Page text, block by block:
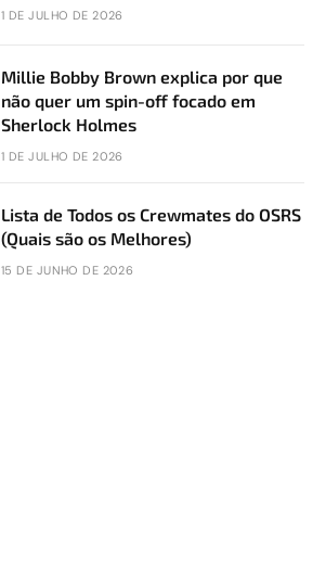
1 DE JULHO DE 2026
Millie Bobby Brown explica por que
não quer um spin-off focado em
Sherlock Holmes
1 DE JULHO DE 2026
Lista de Todos os Crewmates do OSRS
(Quais são os Melhores)
15 DE JUNHO DE 2026